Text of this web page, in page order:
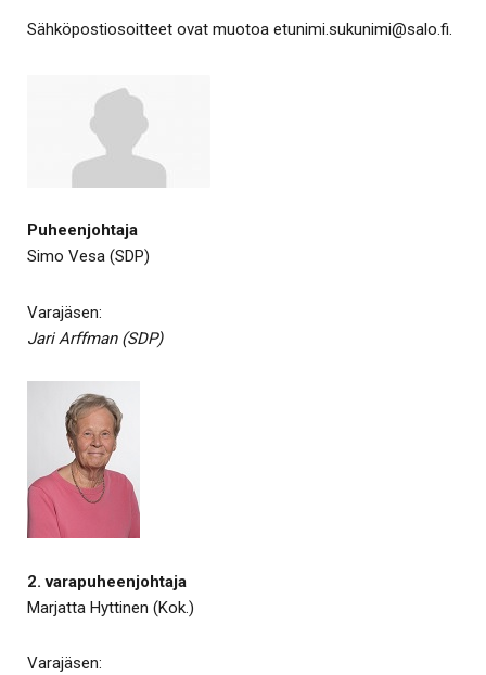
Sähköpostiosoitteet ovat muotoa etunimi.sukunimi@salo.fi.
Puheenjohtaja
Simo Vesa (SDP)
Varajäsen:
Jari Arffman (SDP)
2. varapuheenjohtaja
Marjatta Hyttinen (Kok.)
Varajäsen: